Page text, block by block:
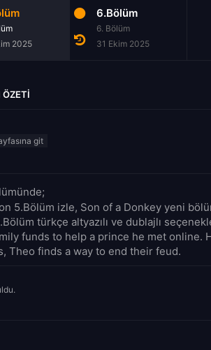
2025
6.Bölüm
6. Bölüm
31 Ekim 2025
ÖZETI
5.Bölüm izle, Son of a Donkey yeni
türkçe altyazılı ve dublajlı
funds to help a prince he met online.
Theo finds a way to end their feud.